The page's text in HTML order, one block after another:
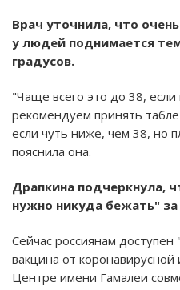
Врач уточнила, что
у людей поднимается
градусов.
"Чаще всего это до 38,
рекомендуем принять
если чуть ниже, чем 38, но
пояснила она.
Драпкина подчеркнула,
нужно никуда бежать"
Сейчас россиянам
вакцина от
Центре имени Гамалеи